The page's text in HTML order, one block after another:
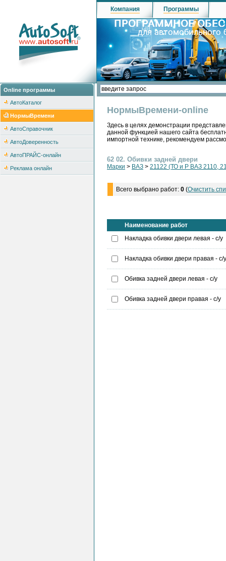
Online программы
АвтоКаталог
НормыВремени
АвтоСправочник
АвтоДоверенность
АвтоПРАЙС-онлайн
Реклама онлайн
Компания Программы
НормыВремени-online
Здесь в целях демонстрации
данной функцией нашего сайта
импортной технике, рекомендуем
62 02. Обивки задней двери
Марки > ВАЗ > 21122 (ТО и Р ВАЗ 2110,
Всего выбрано работ: 0 (Очистить
Наименование работ
Накладка обивки двери левая - с/у
Накладка обивки двери правая - с/у
Обивка задней двери левая - с/у
Обивка задней двери правая - с/у